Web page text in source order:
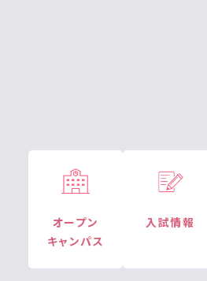
オープン
キャンパス
入試情報